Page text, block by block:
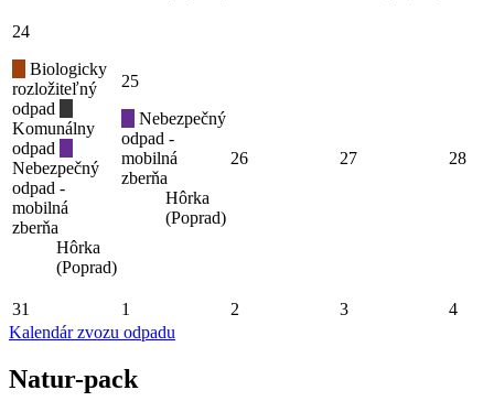
24
Biologicky
rozložiteľný
odpad
Komunálny
odpad
Nebezpečný
odpad -
mobilná
zberňa
Hôrka
(Poprad)
25
Nebezpečný
odpad -
mobilná
zberňa
Hôrka
(Poprad)
26 27 28
31 1 2 3
4
Kalendár zvozu odpadu
Natur-pack